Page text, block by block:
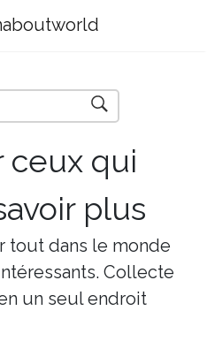
ceux qui
plus
tout dans le monde
Collecte
un seul endroit